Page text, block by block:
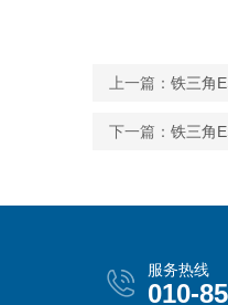
上一篇： 铁三角
下一篇： 铁三角
服务热线
010-